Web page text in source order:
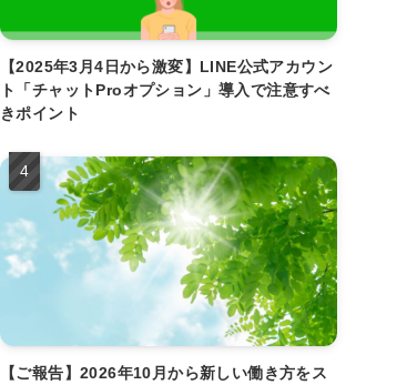
【2025年3月4日から激変】LINE公式アカウン
ト「チャットProオプション」導入で注意すべ
きポイント
【ご報告】2026年10月から新しい働き方をス